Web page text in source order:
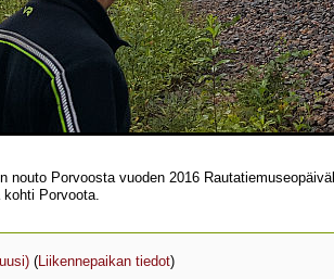
nouto Porvoosta vuoden 2016
Porvoota.
(Liikennepaikan tiedot)